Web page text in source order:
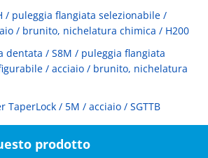
/ puleggia flangiata selezionabile /
/ brunito, nichelatura chimica / H200
dentata / S8M / puleggia flangiata
/ acciaio / brunito, nichelatura
TaperLock / 5M / acciaio / SGTTB
prodotto